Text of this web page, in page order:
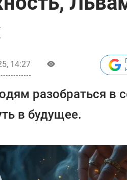
14:27
разобраться в
в будущее.